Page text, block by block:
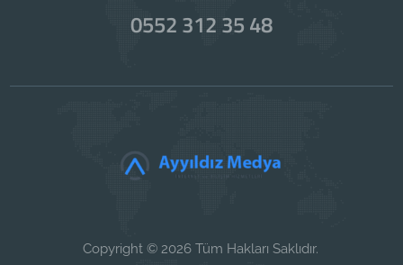
0552 312 35 48
Copyright © 2026 Tüm Hakları Saklıdır.